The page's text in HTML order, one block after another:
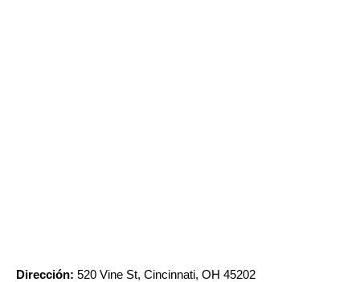
Dirección: 520 Vine St, Cincinnati, OH 45202